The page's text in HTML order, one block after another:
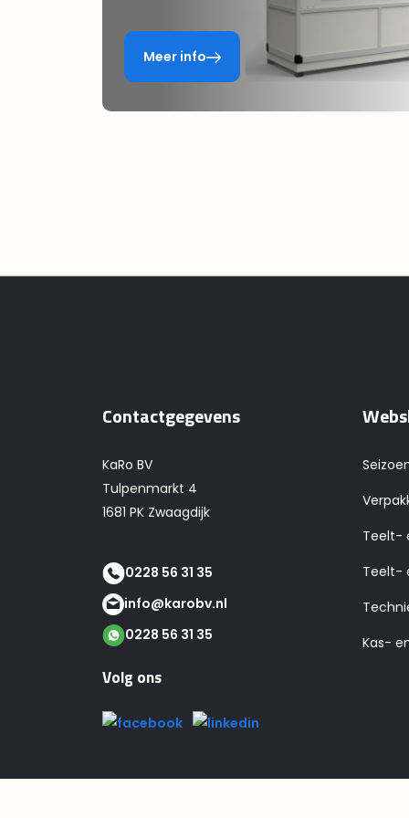
Meer info
Contactgegevens
KaRo BV
Tulpenmarkt 4
1681 PK Zwaagdijk
0228 56 31 35
info@karobv.nl
0228 56 31 35
Volg ons
Teelt-
Teelt-
Kas-